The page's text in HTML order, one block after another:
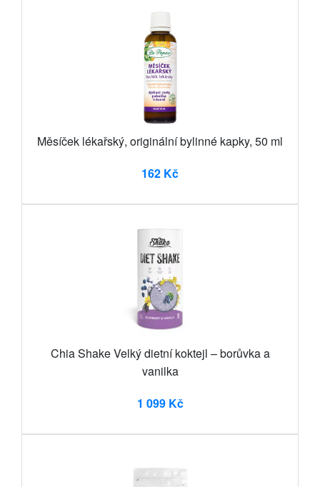
Měsíček lékařský, originální bylinné kapky, 50 ml
162 Kč
Chia Shake Velký dietní koktejl – borůvka a
vanilka
1 099 Kč